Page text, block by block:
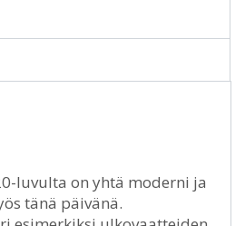
luvulta on yhtä moderni ja
tänä päivänä.